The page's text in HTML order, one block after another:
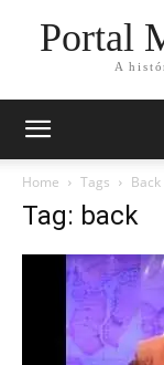
Portal
A
Home Tags Back
Tag: back